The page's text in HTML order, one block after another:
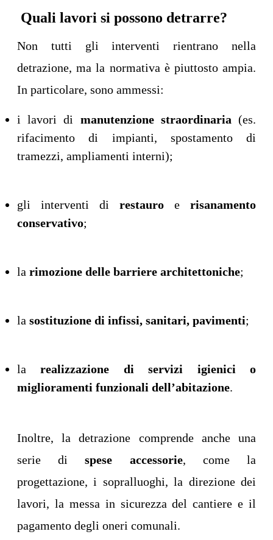
Quali lavori si possono detrarre?
Non tutti gli interventi rientrano nella
detrazione, ma la normativa è piuttosto ampia.
In particolare, sono ammessi:
i lavori di manutenzione straordinaria (es.
rifacimento di impianti, spostamento di
tramezzi, ampliamenti interni);
gli interventi di restauro e risanamento
conservativo;
la rimozione delle barriere architettoniche;
la sostituzione di infissi, sanitari, pavimenti;
larealizzazione di servizi igienici o
miglioramenti funzionali dell’abitazione.
Inoltre, la detrazione comprende anche una
serie dispese accessorie, come la
progettazione, i sopralluoghi, la direzione dei
lavori, la messa in sicurezza del cantiere e il
pagamento degli oneri comunali.